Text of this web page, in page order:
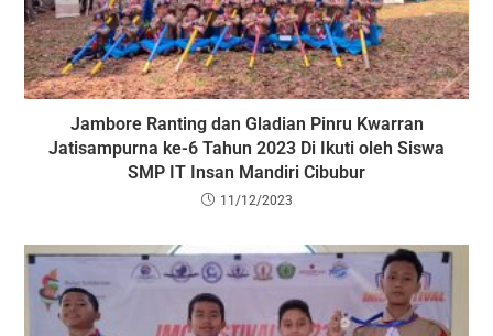
Jambore Ranting dan Gladian Pinru Kwarran
Jatisampurna ke-6 Tahun 2023 Di Ikuti oleh Siswa
SMP IT Insan Mandiri Cibubur
11/12/2023